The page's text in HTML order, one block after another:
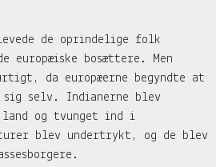
de oprindelige folk
europæiske bosættere. Men
da europæerne begyndte at
selv. Indianerne blev
land og tvunget ind i
blev undertrykt, og de blev